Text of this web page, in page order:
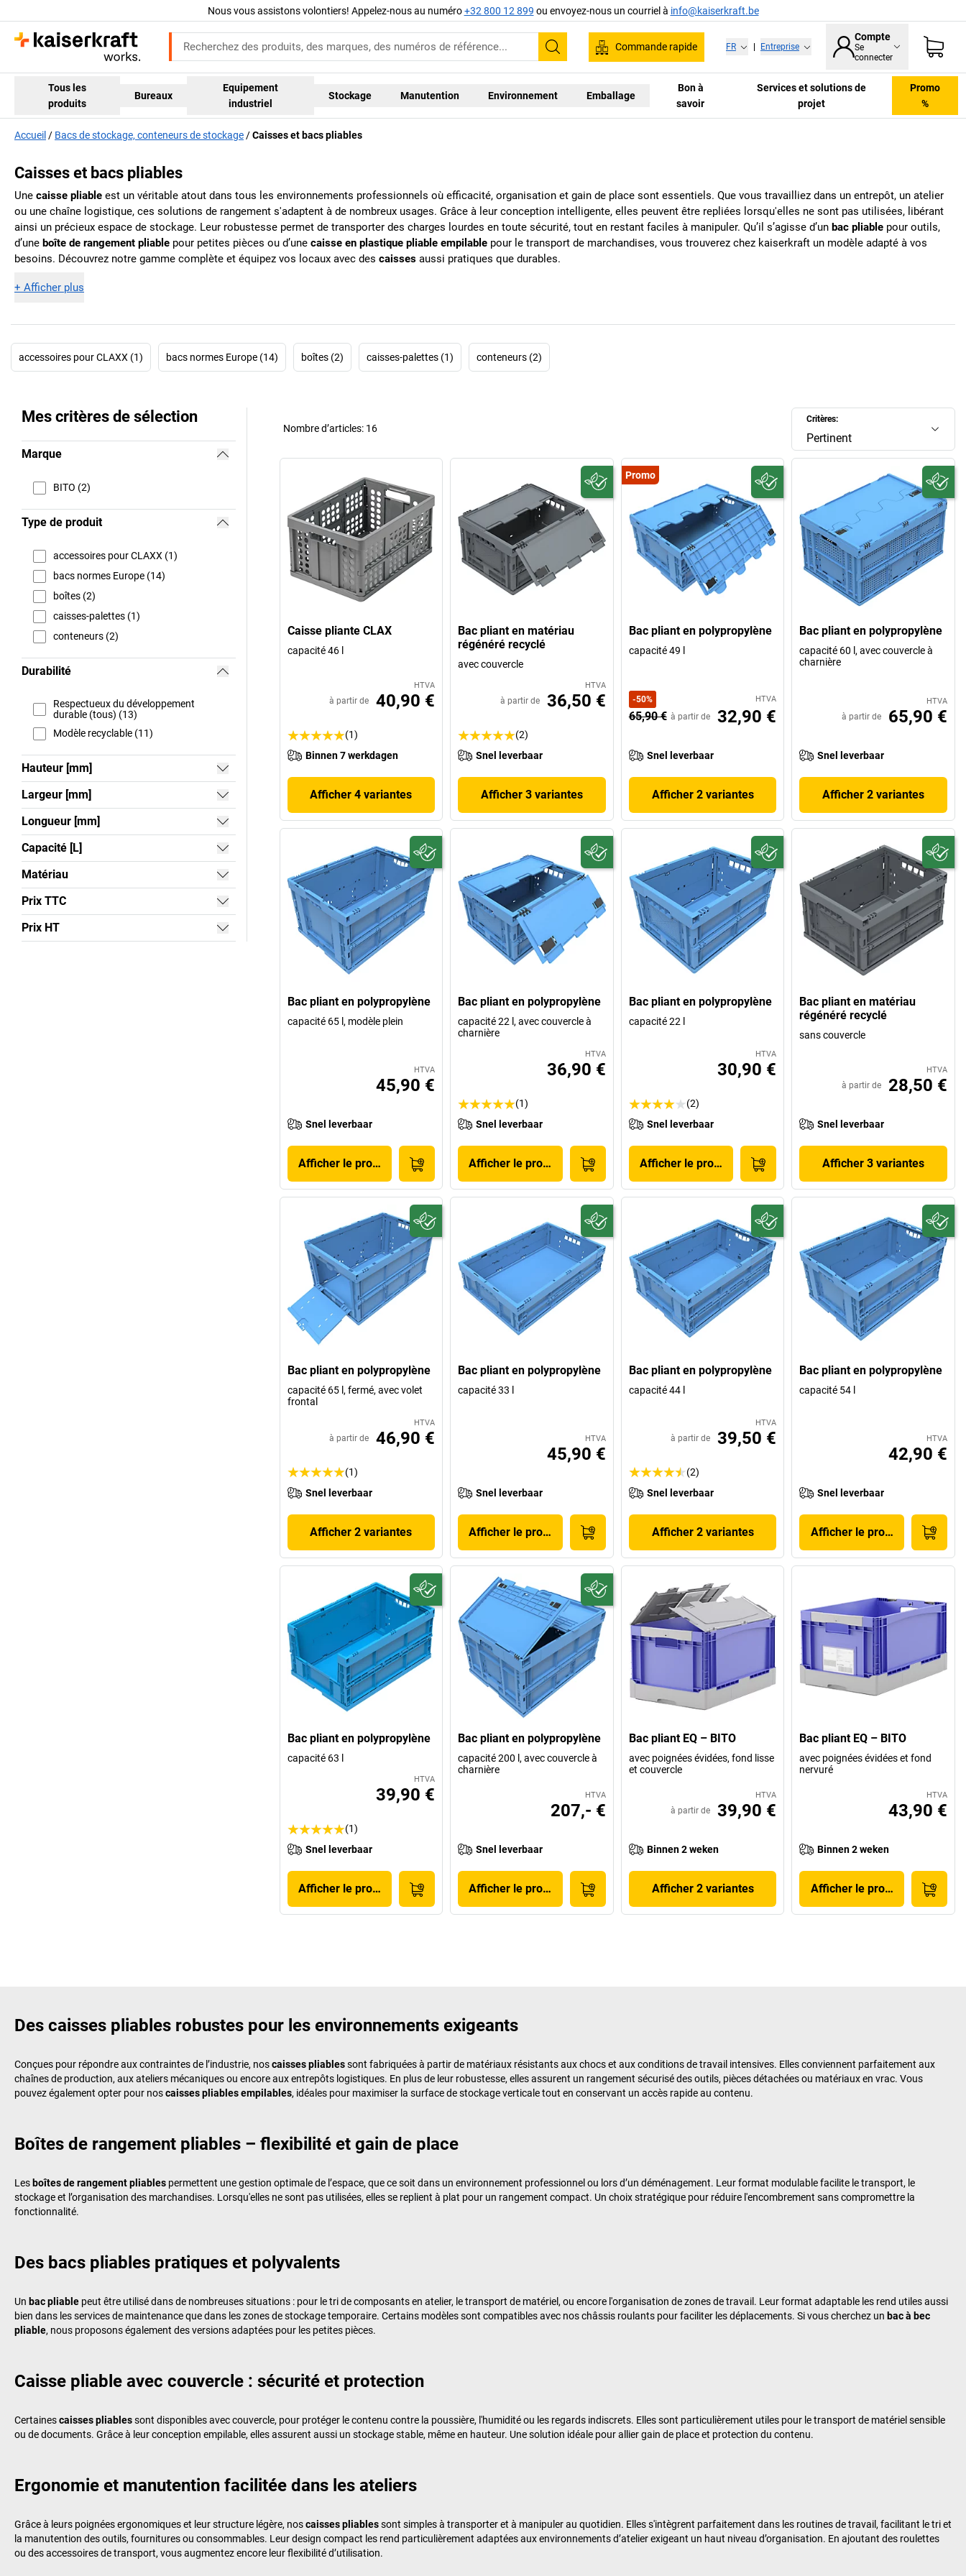
Nous vous assistons volontiers! Appelez-nous au numéro+32 800 12 899 ou envoyez-nous un courriel à info@kaiserkraft.be
Recherche
Commande rapide FR Entreprise
Compte
Se
connecter
Tous les
produits
Bureaux
Equipement
industriel
Stockage Manutention Environnement Emballage
Bon à
savoir
Services et solutions de
projet
Promo
%
Accueil Bacs de stockage, conteneurs de stockage Caisses et bacs pliables
Caisses et bacs pliables
Une caisse pliable est un véritable atout dans tous les environnements professionnels où efficacité, organisation et gain de place sont essentiels. Que vous travailliez dans un entrepôt, un atelier
ou une chaîne logistique, ces solutions de rangement s'adaptent à de nombreux usages. Grâce à leur conception intelligente, elles peuvent être repliées lorsqu'elles ne sont pas utilisées, libérant
ainsi un précieux espace de stockage. Leur robustesse permet de transporter des charges lourdes en toute sécurité, tout en restant faciles à manipuler. Qu’il s’agisse d’un bac pliable pour outils,
d’une boîte de rangement pliable pour petites pièces ou d’une caisse en plastique pliable empilable pour le transport de marchandises, vous trouverez chez kaiserkraft un modèle adapté à vos
besoins. Découvrez notre gamme complète et équipez vos locaux avec des caisses aussi pratiques que durables.
+ Afficher plus
accessoires pour CLAXX (1) bacs normes Europe (14) boîtes (2) caisses-palettes (1) conteneurs (2)
Mes critères de sélection
Marque
BITO (2)
Type de produit
accessoires pour CLAXX (1)
bacs normes Europe (14)
boîtes (2)
caisses-palettes (1)
conteneurs (2)
Durabilité
Respectueux du développement
durable (tous) (13)
Modèle recyclable (11)
Hauteur [mm]
Largeur [mm]
Longueur [mm]
Capacité [L]
Matériau
Prix TTC
Prix HT
Critères:
Pertinent
Nombre d’articles: 16
Caisse pliante CLAX
capacité 46 l
HTVA
à partir de 40,90 €
(1)
Binnen 7 werkdagen
Afficher 4 variantes
Bac pliant en matériau
régénéré recyclé
avec couvercle
HTVA
à partir de 36,50 €
(2)
Snel leverbaar
Afficher 3 variantes
Promo
Bac pliant en polypropylène
capacité 49 l
-50% HTVA
65,90 € à partir de 32,90 €
Snel leverbaar
Afficher 2 variantes
Bac pliant en polypropylène
capacité 60 l, avec couvercle à
charnière
HTVA
à partir de 65,90 €
Snel leverbaar
Afficher 2 variantes
Bac pliant en polypropylène
capacité 65 l, modèle plein
HTVA
45,90 €
Snel leverbaar
Afficher le produit
Bac pliant en polypropylène
capacité 22 l, avec couvercle à
charnière
HTVA
36,90 €
(1)
Snel leverbaar
Afficher le produit
Bac pliant en polypropylène
capacité 22 l
HTVA
30,90 €
(2)
Snel leverbaar
Afficher le produit
Bac pliant en matériau
régénéré recyclé
sans couvercle
HTVA
à partir de 28,50 €
Snel leverbaar
Afficher 3 variantes
Bac pliant en polypropylène
capacité 65 l, fermé, avec volet
frontal
HTVA
à partir de 46,90 €
(1)
Snel leverbaar
Afficher 2 variantes
Bac pliant en polypropylène
capacité 33 l
HTVA
45,90 €
Snel leverbaar
Afficher le produit
Bac pliant en polypropylène
capacité 44 l
HTVA
à partir de 39,50 €
(2)
Snel leverbaar
Afficher 2 variantes
Bac pliant en polypropylène
capacité 54 l
HTVA
42,90 €
Snel leverbaar
Afficher le produit
Bac pliant en polypropylène
capacité 63 l
HTVA
39,90 €
(1)
Snel leverbaar
Afficher le produit
Bac pliant en polypropylène
capacité 200 l, avec couvercle à
charnière
HTVA
207,- €
Snel leverbaar
Afficher le produit
Bac pliant EQ – BITO
avec poignées évidées, fond lisse
et couvercle
HTVA
à partir de 39,90 €
Binnen 2 weken
Afficher 2 variantes
Bac pliant EQ – BITO
avec poignées évidées et fond
nervuré
HTVA
43,90 €
Binnen 2 weken
Afficher le produit
Des caisses pliables robustes pour les environnements exigeants
Conçues pour répondre aux contraintes de l’industrie, noscaisses pliablessont fabriquées à partir de matériaux résistants aux chocs et aux conditions de travail intensives. Elles conviennent parfaitement aux
chaînes de production, aux ateliers mécaniques ou encore aux entrepôts logistiques. En plus de leur robustesse, elles assurent un rangement sécurisé des outils, pièces détachées ou matériaux en vrac. Vous
pouvez également opter pour noscaisses pliables empilables, idéales pour maximiser la surface de stockage verticale tout en conservant un accès rapide au contenu.
Boîtes de rangement pliables – flexibilité et gain de place
Les boîtes de rangement pliables permettent une gestion optimale de l’espace, que ce soit dans un environnement professionnel ou lors d’un déménagement. Leur format modulable facilite le transport, le
stockage et l’organisation des marchandises. Lorsqu'elles ne sont pas utilisées, elles se replient à plat pour un rangement compact. Un choix stratégique pour réduire l'encombrement sans compromettre la
fonctionnalité.
Des bacs pliables pratiques et polyvalents
Un bac pliable peut être utilisé dans de nombreuses situations : pour le tri de composants en atelier, le transport de matériel, ou encore l'organisation de zones de travail. Leur format adaptable les rend utiles aussi
bien dans les services de maintenance que dans les zones de stockage temporaire. Certains modèles sont compatibles avec nos châssis roulants pour faciliter les déplacements. Si vous cherchez un bac à bec
pliable, nous proposons également des versions adaptées pour les petites pièces.
Caisse pliable avec couvercle : sécurité et protection
Certainescaisses pliablessont disponibles avec couvercle, pour protéger le contenu contre la poussière, l'humidité ou les regards indiscrets. Elles sont particulièrement utiles pour le transport de matériel sensible
ou de documents. Grâce à leur conception empilable, elles assurent aussi un stockage stable, même en hauteur. Une solution idéale pour allier gain de place et protection du contenu.
Ergonomie et manutention facilitée dans les ateliers
Grâce à leurs poignées ergonomiques et leur structure légère, noscaisses pliablessont simples à transporter et à manipuler au quotidien. Elles s'intègrent parfaitement dans les routines de travail, facilitant le tri et
la manutention des outils, fournitures ou consommables. Leur design compact les rend particulièrement adaptées aux environnements d’atelier exigeant un haut niveau d’organisation. En ajoutant des roulettes
ou des accessoires de transport, vous augmentez encore leur flexibilité d’utilisation.